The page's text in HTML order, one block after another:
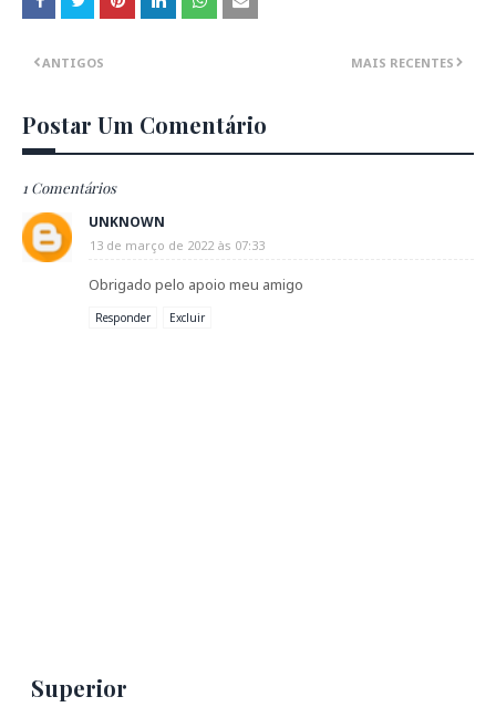
MAIS RECENTES
ANTIGOS
Postar Um Comentário
1 Comentários
UNKNOWN
13 de março de 2022 às 07:33
Obrigado pelo apoio meu amigo
Responder Excluir
Superior